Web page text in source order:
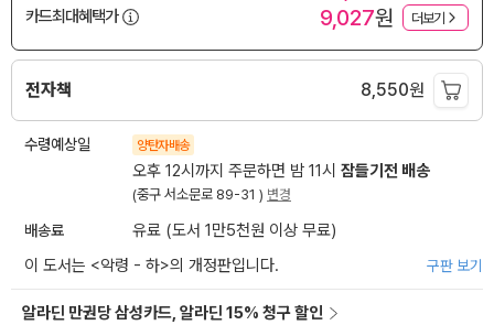
카드최대혜택가
9,027원 더보기
전자책 8,550원
수령예상일 양탄자배송
오후 12시까지 주문하면 밤 11시 잠들기전 배송
(중구 서소문로 89-31 ) 변경
배송료
유료 (도서 1만5천원 이상 무료)
이 도서는 <악령 - 하>의 개정판입니다. 구판 보기
알라딘 만권당 삼성카드, 알라딘 15% 청구 할인